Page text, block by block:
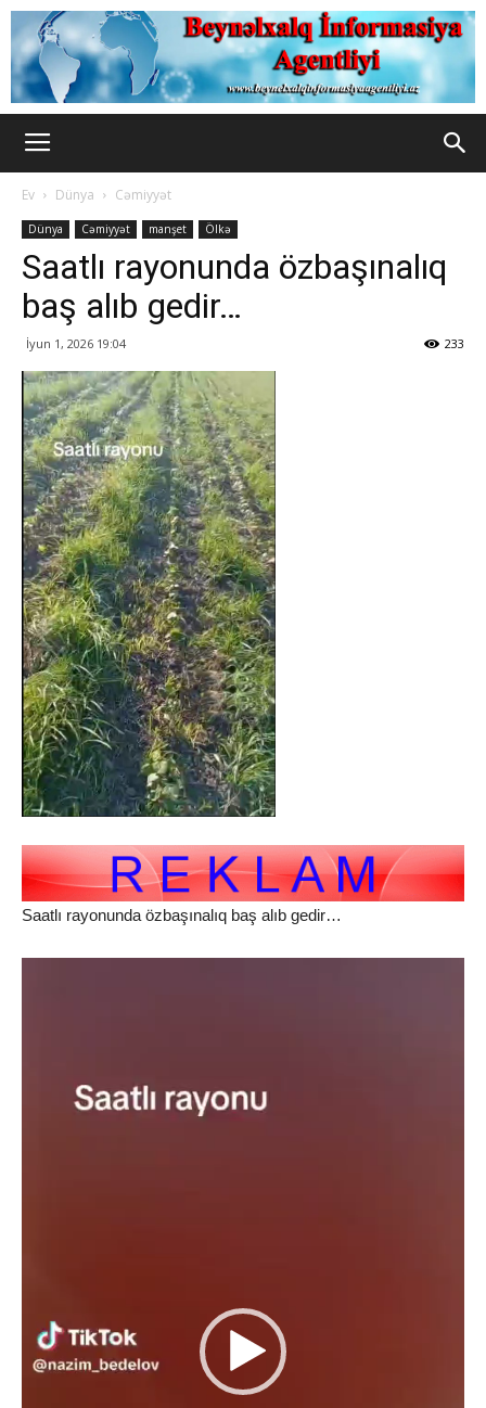
Ev Dünya Cəmiyyət
Dünya Cəmiyyət manşet Ölkə
Saatlı rayonunda özbaşınalıq
baş alıb gedir…
İyun 1, 2026 19:04 233
Saatlı rayonunda özbaşınalıq baş alıb gedir…